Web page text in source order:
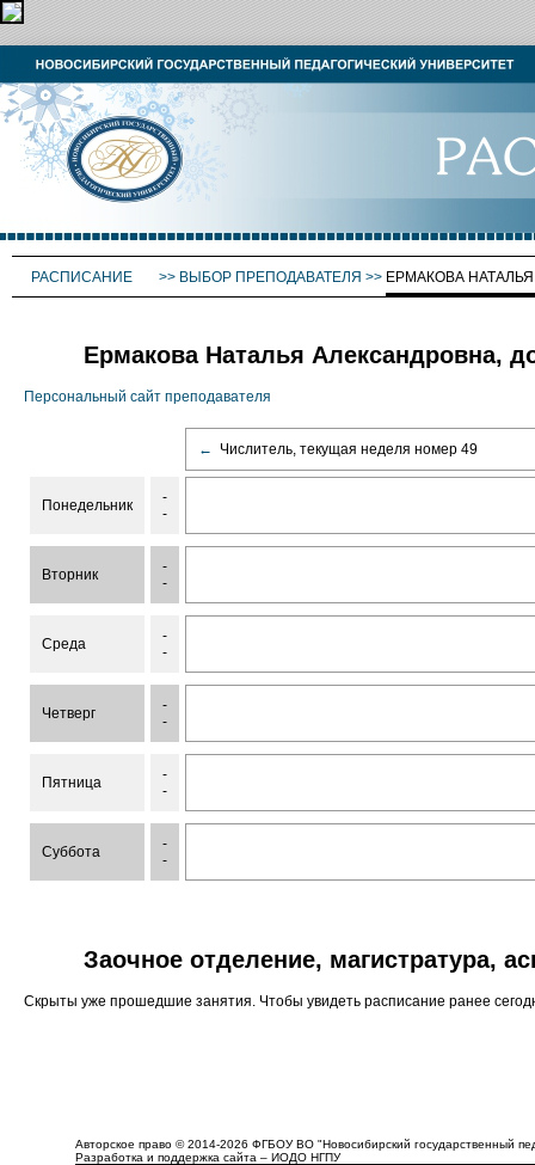
РАСПИСАНИЕ >> ВЫБОР ПРЕПОДАВАТЕЛЯ >> ЕРМАКОВА
Ермакова Наталья Александровна,
Персональный сайт преподавателя
← Числитель, текущая неделя номер 49
Понедельник
-
-
Вторник
-
-
Среда
-
-
Четверг
-
-
Пятница
-
-
Суббота
-
-
Заочное отделение, магистратура,
Скрыты уже прошедшие занятия. Чтобы увидеть расписание ранее
Авторское право © 2014-2026 ФГБОУ ВО "Новосибирский государственный
Разработка и поддержка сайта – ИОДО НГПУ